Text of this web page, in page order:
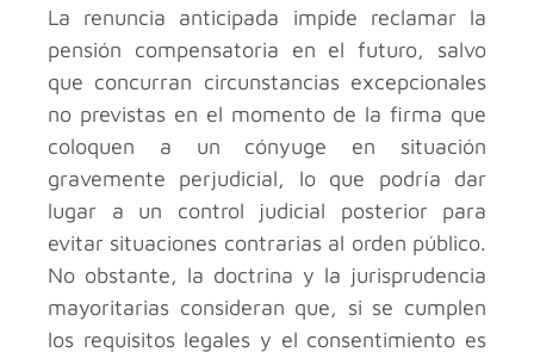
La renuncia anticipada impide reclamar la
pensión compensatoria en el futuro, salvo
que concurran circunstancias excepcionales
no previstas en el momento de la firma que
coloquen a un cónyuge en situación
gravemente perjudicial, lo que podría dar
lugar a un control judicial posterior para
evitar situaciones contrarias al orden público.
No obstante, la doctrina y la jurisprudencia
mayoritarias consideran que, si se cumplen
los requisitos legales y el consentimiento es